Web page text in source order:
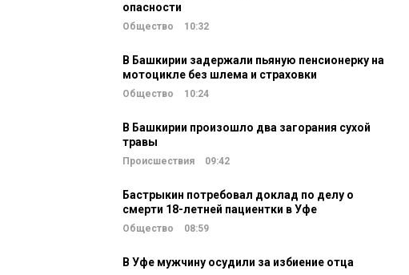
опасности
Общество 10:32
В Башкирии задержали пьяную пенсионерку на
мотоцикле без шлема и страховки
Общество 10:24
В Башкирии произошло два загорания сухой
травы
Происшествия 09:42
Бастрыкин потребовал доклад по делу о
смерти 18-летней пациентки в Уфе
Общество 08:59
В Уфе мужчину осудили за избиение отца